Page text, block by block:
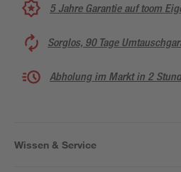
5 Jahre Garantie auf toom
Sorglos, 90 Tage
Abholung im Markt in 2
Wissen & Service